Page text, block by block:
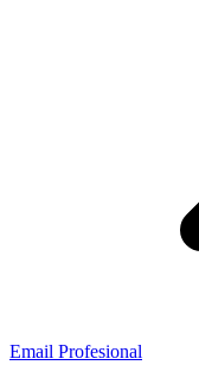
Email Profesional